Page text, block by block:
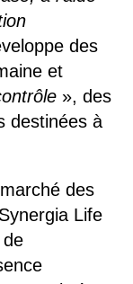
des
et
», des
destinées à
des
Life